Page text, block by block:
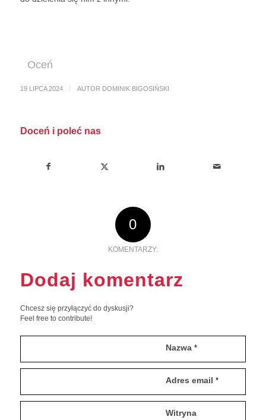
Oceń
19 LIPCA 2024 / AUTOR DOMINIK BIGOSIŃSKI
Doceń i poleć nas
0
KOMENTARZY:
Dodaj komentarz
Chcesz się przyłączyć do dyskusji?
Feel free to contribute!
Nazwa *
Adres email *
Witryna